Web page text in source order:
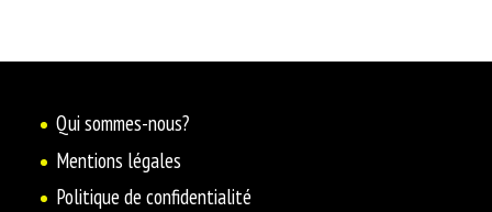
Qui sommes-nous?
Mentions légales
Politique de confidentialité